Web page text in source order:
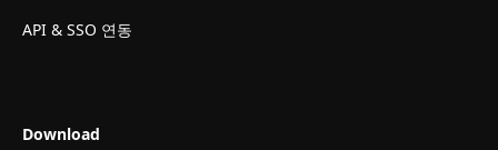
API & SSO 연동
Download